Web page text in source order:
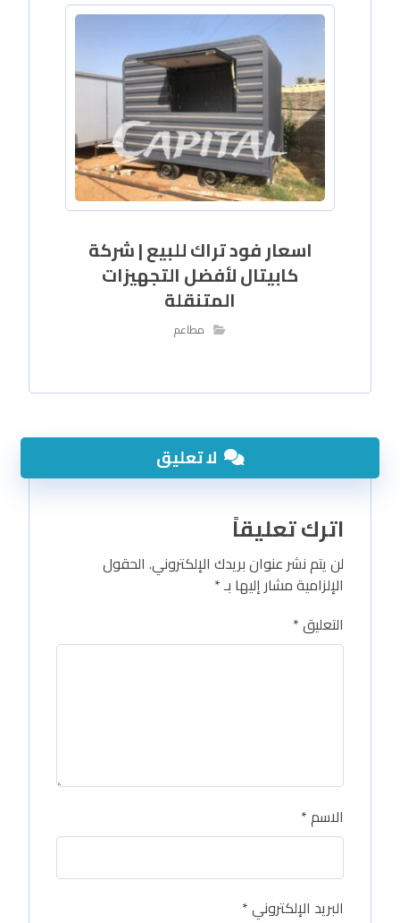
اسعار فود تراك للبيع | شركة
كابيتال لأفضل التجهيزات
المتنقلة
مطاعم
لا تعليق
اترك تعليقاً
لن يتم نشر عنوان بريدك الإلكتروني. الحقول
الإلزامية مشار إليها بـ*
التعليق*
الاسم*
البريد الإلكتروني*